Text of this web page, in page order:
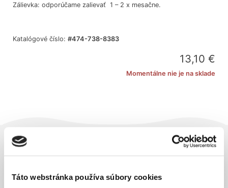
Táto webstránka používa súbory cookies
Zálievka: odporúčame zalievať 1 – 2 x mesačne.
Katalógové číslo: #474-738-8383
13,10 €
Momentálne nie je na sklade
Odporúčané produkty